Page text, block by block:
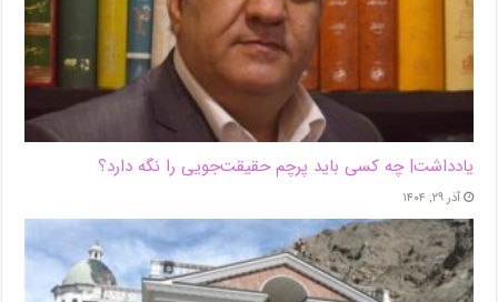
یادداشت| ‌چه کسی باید پرچم حقیقت‌جویی را نگه دارد؟
آذر ۲۹, ۱۴۰۴